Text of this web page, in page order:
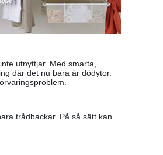
utnyttjar. Med smarta,
där det nu bara är dödytor.
trådbackar. På så sätt kan